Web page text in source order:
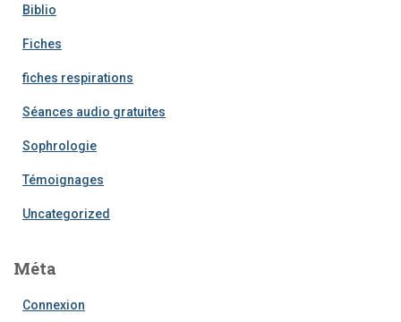
Biblio
Fiches
fiches respirations
Séances audio gratuites
Sophrologie
Témoignages
Uncategorized
Méta
Connexion